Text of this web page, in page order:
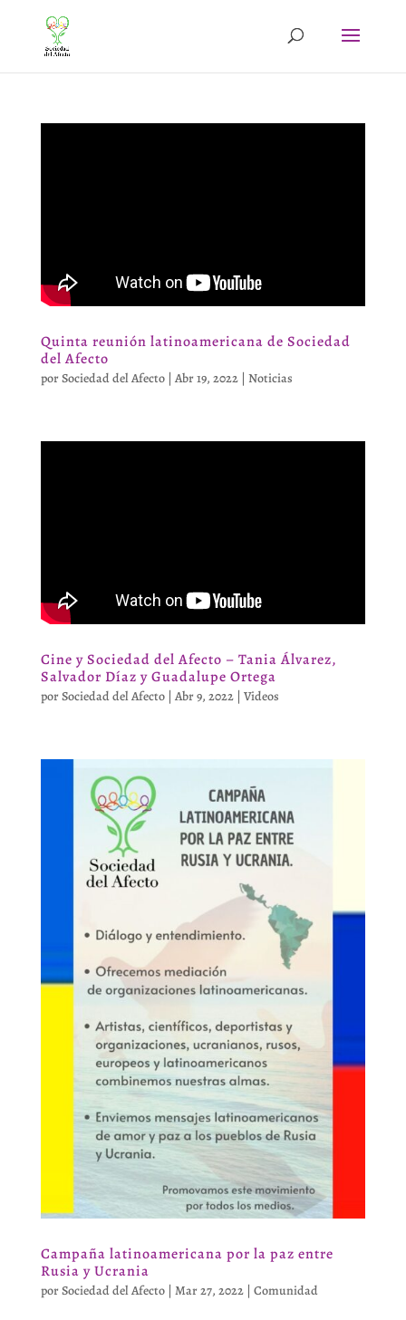
Quinta reunión latinoamericana de Sociedad
del Afecto
porSociedad del Afecto| Abr 19, 2022| Noticias
Cine y Sociedad del Afecto – Tania Álvarez,
Salvador Díaz y Guadalupe Ortega
porSociedad del Afecto| Abr 9, 2022| Videos
Campaña latinoamericana por la paz entre
Rusia y Ucrania
porSociedad del Afecto| Mar 27, 2022| Comunidad